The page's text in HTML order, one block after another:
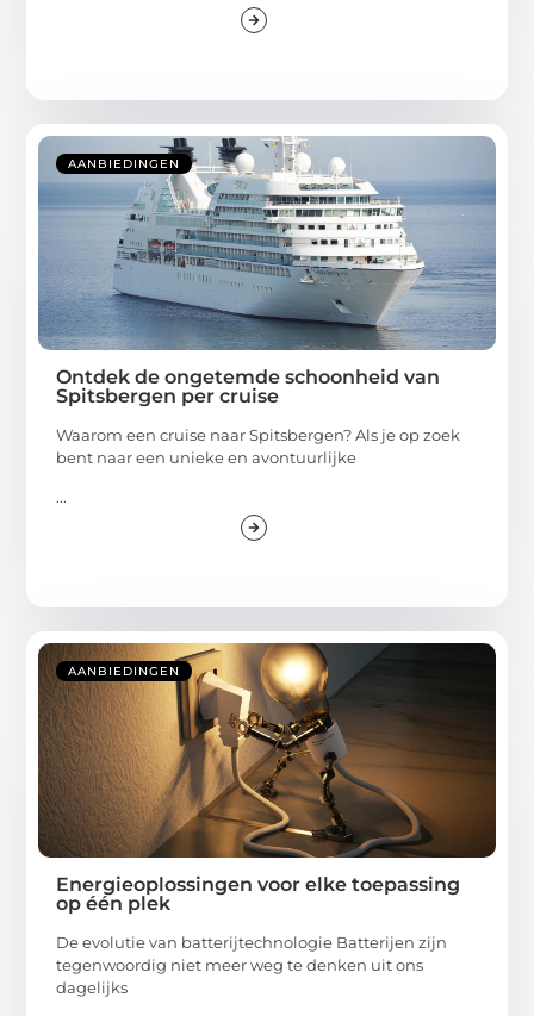
AANBIEDINGEN
Ontdek de ongetemde schoonheid van
Spitsbergen per cruise
Waarom een cruise naar Spitsbergen? Als je op zoek
bent naar een unieke en avontuurlijke
...
AANBIEDINGEN
Energieoplossingen voor elke toepassing
op één plek
De evolutie van batterijtechnologie Batterijen zijn
tegenwoordig niet meer weg te denken uit ons
dagelijks